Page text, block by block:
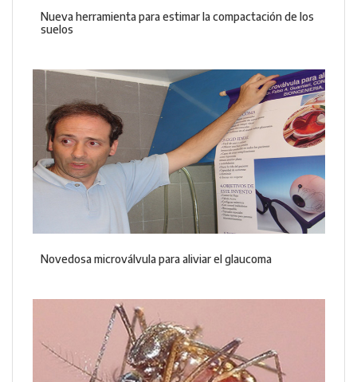
Nueva herramienta para estimar la compactación de los
suelos
Novedosa microválvula para aliviar el glaucoma